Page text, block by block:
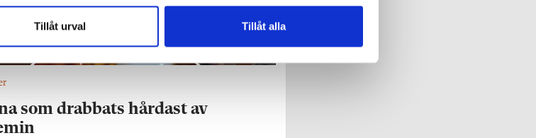
Tillåt urval Tillåt alla
som drabbats hårdast av